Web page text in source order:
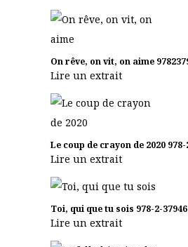
On rêve, on vit, on aime
Lire un extrait
Le coup de crayon de 2020
Lire un extrait
Toi, qui que tu sois 978-2-
Lire un extrait